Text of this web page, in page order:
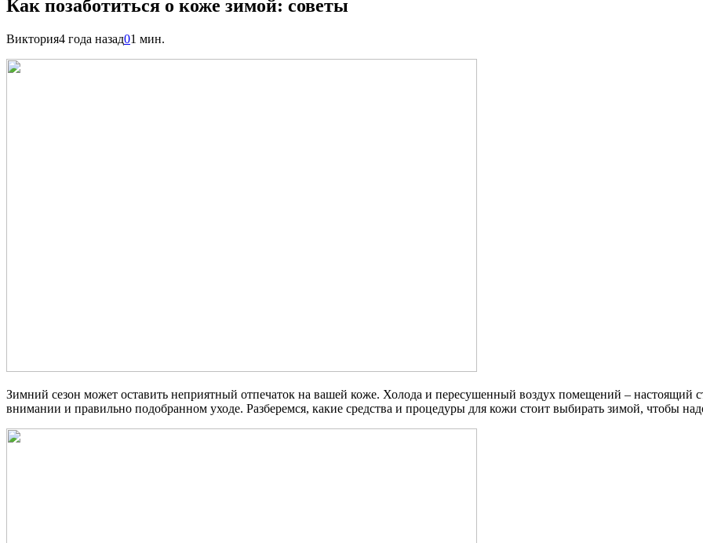
Как позаботиться о коже зимой: советы
Виктория4 года назад01 мин.
Зимний сезон может оставить неприятный отпечаток на вашей коже. Холода и пересушенный воздух помещений – настоящий
внимании и правильно подобранном уходе. Разберемся, какие средства и процедуры для кожи стоит выбирать зимой, чтобы